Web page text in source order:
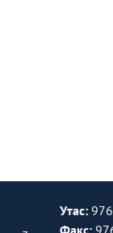
Утас:
Факс: